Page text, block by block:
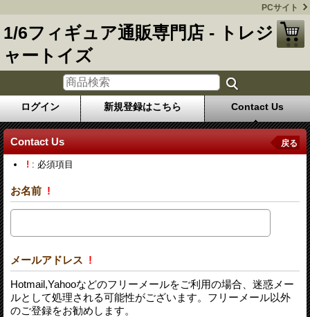
PCサイト
1/6フィギュア通販専門店 - トレジ
ャートイズ
ログイン 新規登録はこちら Contact Us
Contact Us 戻る
! : 必須項目
お名前 !
メールアドレス !
Hotmail,Yahooなどのフリーメールをご利用の場合、迷惑メー
ルとして処理される可能性がございます。フリーメール以外
のご登録をお勧めします。